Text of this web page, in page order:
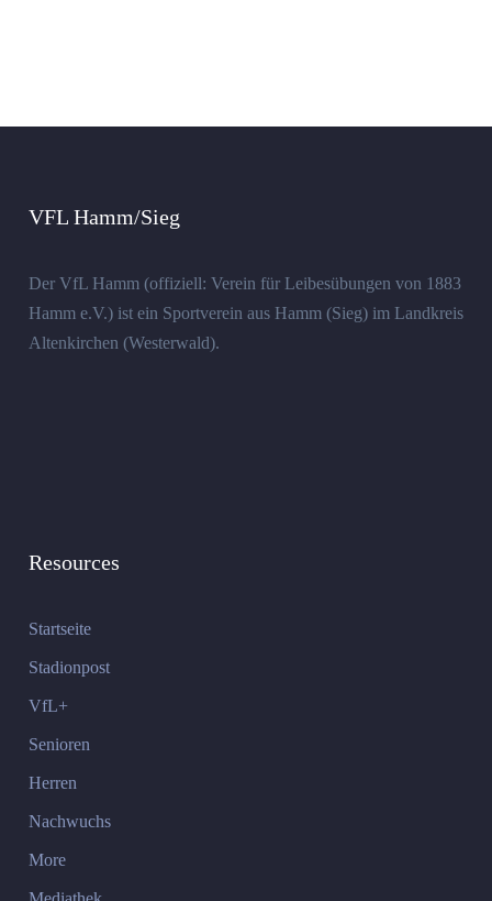
VFL Hamm/Sieg
Der VfL Hamm (offiziell: Verein für Leibesübungen von 1883
Hamm e.V.) ist ein Sportverein aus Hamm (Sieg) im Landkreis
Altenkirchen (Westerwald).
Resources
Startseite
Stadionpost
VfL+
Senioren
Herren
Nachwuchs
More